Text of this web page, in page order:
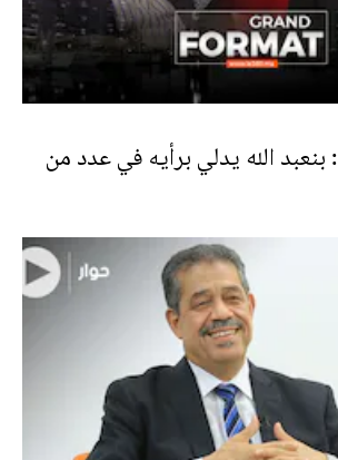
Grand Format: بنعبد الله يدلي برأيه في عدد من